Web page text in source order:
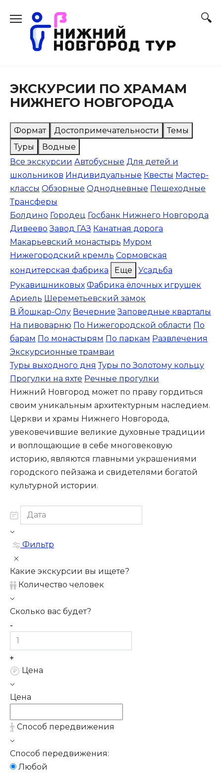
содержанию
ЭКСКУРСИИ ПО ХРАМАМ
НИЖНЕГО НОВГОРОДА
Формат Достопримечательности
Темы
Туры
Водные
Все экскурсии Автобусные Для детей и
школьников Индивидуальные Квесты Мастер-
классы Обзорные Однодневные Пешеходные
Трансферы
Болдино Городец Госбанк Нижнего Новгорода
Дивеево Завод ГАЗ Канатная дорога
Макарьевский монастырь Муром
Нижегородский кремль Сормовская
кондитерская фабрика
Еще
Усадьба
Рукавишниковых Фабрика ёлочных игрушек
Ариель Шереметьевский замок
В Йошкар-Олу Вечерние Заповедные кварталы
На пивоварню По Нижегородской области По
барам По монастырям По паркам Развлечения
Экскурсионные трамваи
Туры выходного дня Туры по Золотому кольцу
Прогулки на яхте Речные прогулки
Нижний Новгород может по праву гордиться
своим уникальным архитектурным наследием.
Церкви и храмы Нижнего Новгорода,
увековечившие великие духовные традиции
и воплощающие в себе многовековую
историю, являются главными украшениями
городского пейзажа и свидетелями богатой
культурной истории.
Фильтр
Какие экскурсии вы ищете?
Количество человек
Сколько вас будет?
Цена
Цена
Способ передвижения
Способ передвижения:
Любой